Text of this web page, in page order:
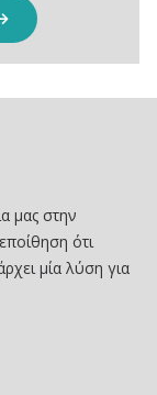
μας στην
ότι
μία λύση για